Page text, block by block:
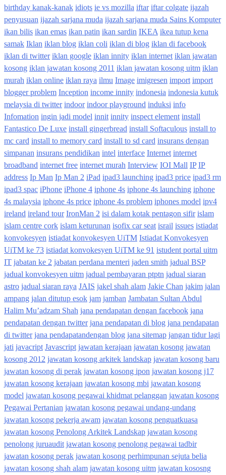
birthday kanak-kanak idiots ie vs mozilla iftar iftar colgate ijazah
penyusuan ijazah sarjana muda ijazah sarjana muda Sains Komputer
ikan bilis ikan emas ikan patin ikan sardin IKEA ikea tutup kena
samak Iklan iklan blog iklan coli iklan di blog iklan di facebook
iklan di twitter iklan google iklan innity iklan internet iklan jawatan
kosong iklan jawatan kosong 2011 iklan jawatan kosong uitm iklan
murah iklan online iklan raya ilmu Image imigresen import import
blogger problem Inception income innity indonesia indonesia kutuk
melaysia di twitter indoor indoor playground induksi info
Infomation ingin jadi model innit innity inspect element install
Fantastico De Luxe install gingerbread install Softaculous install to
mc card install to memory card install to sd card insurans dengan
simpanan insurans pendidikan intel interface Internet internet
broadband internet free internet murah Interview IOI Mall IP IP
address Ip Man Ip Man 2 iPad ipad3 launching ipad3 price ipad3 rm
ipad3 spac iPhone iPhone 4 iphone 4s iphone 4s launching iphone
4s malaysia iphone 4s price iphone 4s problem iphones model ipv4
ireland ireland tour IronMan 2 isi dalam kotak pentagon sifir islam
islam centre cork islam keturunan isofix car seat israil issues istiadat
konvokesyen istiadat konvokesyen UiTM Istiadat Konvokesyen
UiTM ke 73 istiadat konvokesyen UiTM ke 91 istudent portal uitm
IT jabatan ke 2 jabatan perdana menteri jaden smith jadual BSP
jadual konvokesyen uitm jadual pembayaran ptptn jadual siaran
astro jadual siaran raya JAIS jakel shah alam Jakie Chan jakim jalan
ampang jalan ditutup esok jam jamban Jambatan Sultan Abdul
Halim Mu’adzam Shah jana pendapatan dengan facebook jana
pendapatan dengan twitter jana pendapatan di blog jana pendapatan
di twitter jana pendapatandengan blog jana sitemap jangan tidur lagi
jati javacript Javascript jawatan kerajaan jawatan kosong jawatan
kosong 2012 jawatan kosong arkitek landskap jawatan kosong baru
jawatan kosong di perak jawatan kosong ipon jawatan kosong j17
jawatan kosong kerajaan jawatan kosong mbi jawatan kosong
model jawatan kosong pegawai khidmat pelanggan jawatan kosong
Pegawai Pertanian jawatan kosong pegawai undang-undang
jawatan kosong pekerja awam jawatan kosong penguatkuasa
jawatan kosong Penolong Arkitek Landskap jawatan kosong
penolong juruaudit jawatan kosong penolong pegawai tadbir
jawatan kosong perak jawatan kosong perhimpunan sejuta belia
jawatan kosong shah alam jawatan kosong uitm jawatan kososng